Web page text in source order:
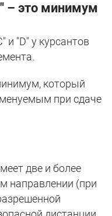
– это минимум
и "D" у курсантов
который
при сдаче
две и более
направлении (при